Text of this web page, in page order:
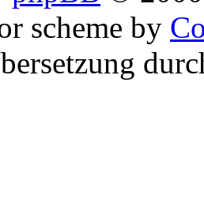
scheme by